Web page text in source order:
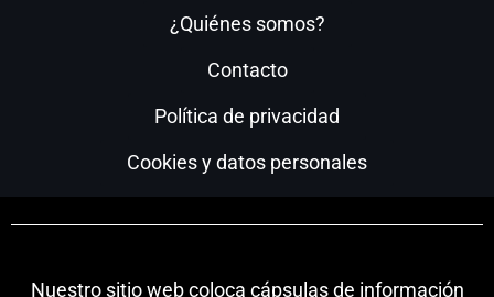
¿Quiénes somos?
Contacto
Política de privacidad
Cookies y datos personales
Nuestro sitio web coloca cápsulas de información